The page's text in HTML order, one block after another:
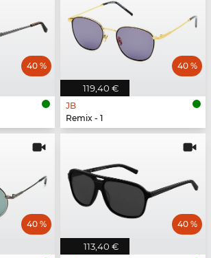
40 %
119,40 €
40 %
JB
Remix - 1
40 %
113,40 €
40 %